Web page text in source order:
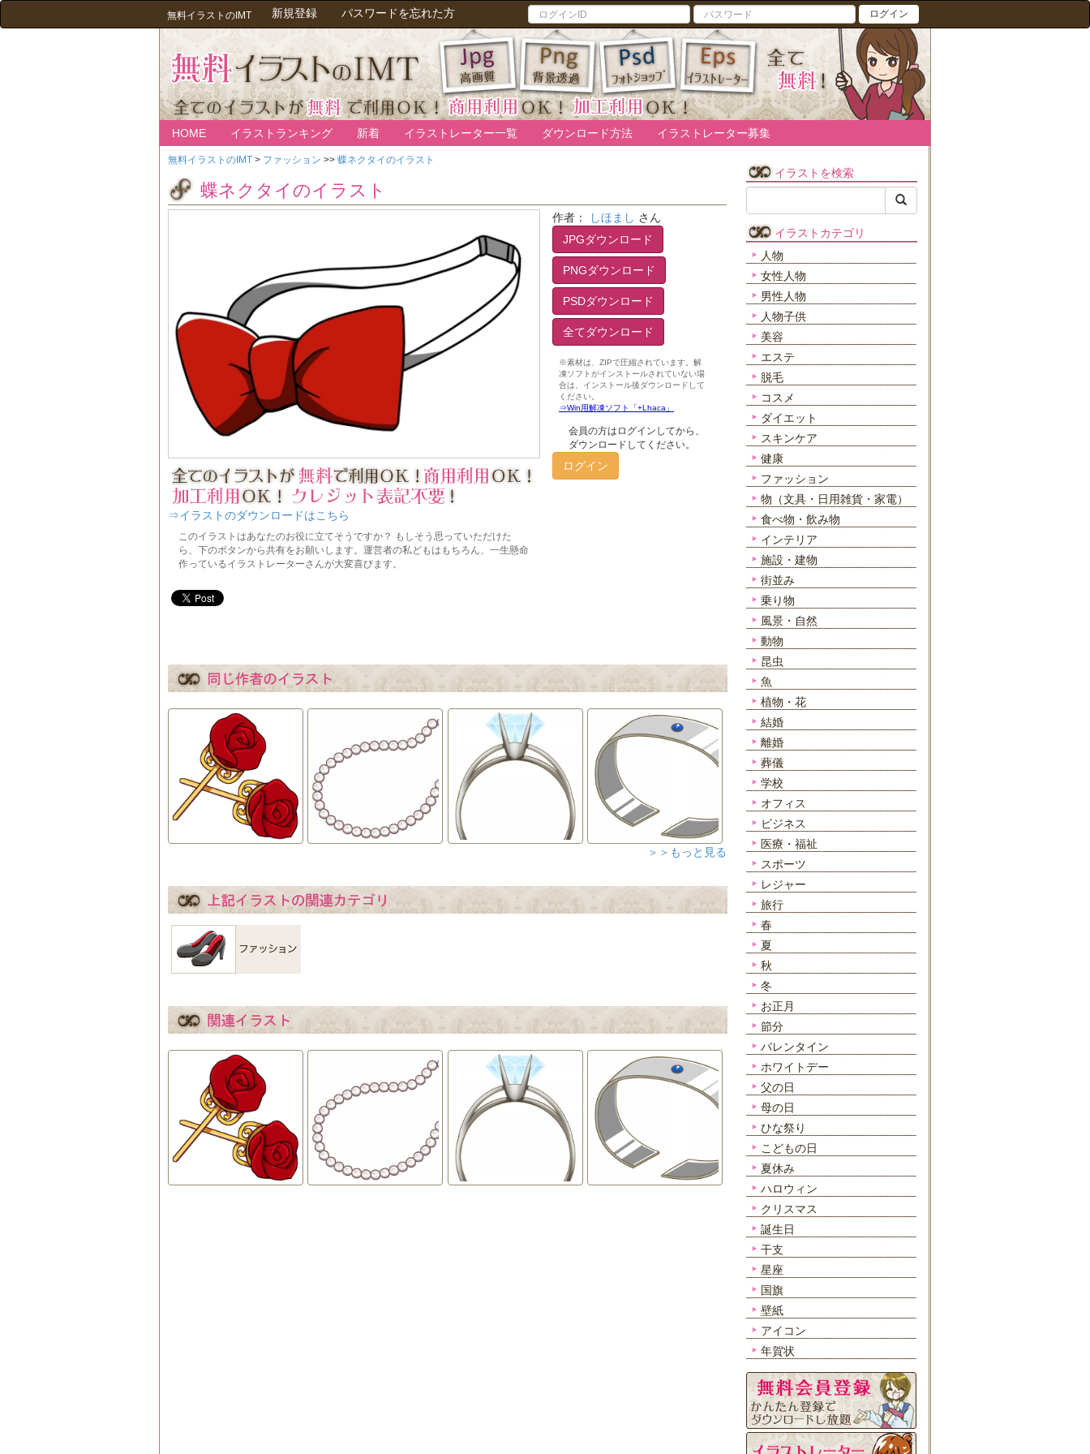
無料イラストのIMT 新規登録 パスワードを忘れた方 ログイン
HOME イラストランキング 新着 イラストレーター一覧 ダウンロード方法 イラストレーター募集
無料イラストのIMT > ファッション >> 蝶ネクタイのイラスト
蝶ネクタイのイラスト
⇒イラストのダウンロードはこちら
作者： しほまし さん
JPGダウンロード
PNGダウンロード
PSDダウンロード
全てダウンロード
会員の方はログインしてから、
ダウンロードしてください。
ログイン
＞＞もっと見る
イラストを検索
イラストカテゴリ
人物
女性人物
男性人物
人物子供
美容
エステ
脱毛
コスメ
ダイエット
スキンケア
健康
ファッション
物（文具・日用雑貨・家電）
食べ物・飲み物
インテリア
施設・建物
街並み
乗り物
風景・自然
動物
昆虫
魚
植物・花
結婚
離婚
葬儀
学校
オフィス
ビジネス
医療・福祉
スポーツ
レジャー
旅行
春
夏
秋
冬
お正月
節分
バレンタイン
ホワイトデー
父の日
母の日
ひな祭り
こどもの日
夏休み
ハロウィン
クリスマス
誕生日
干支
星座
国旗
壁紙
アイコン
年賀状